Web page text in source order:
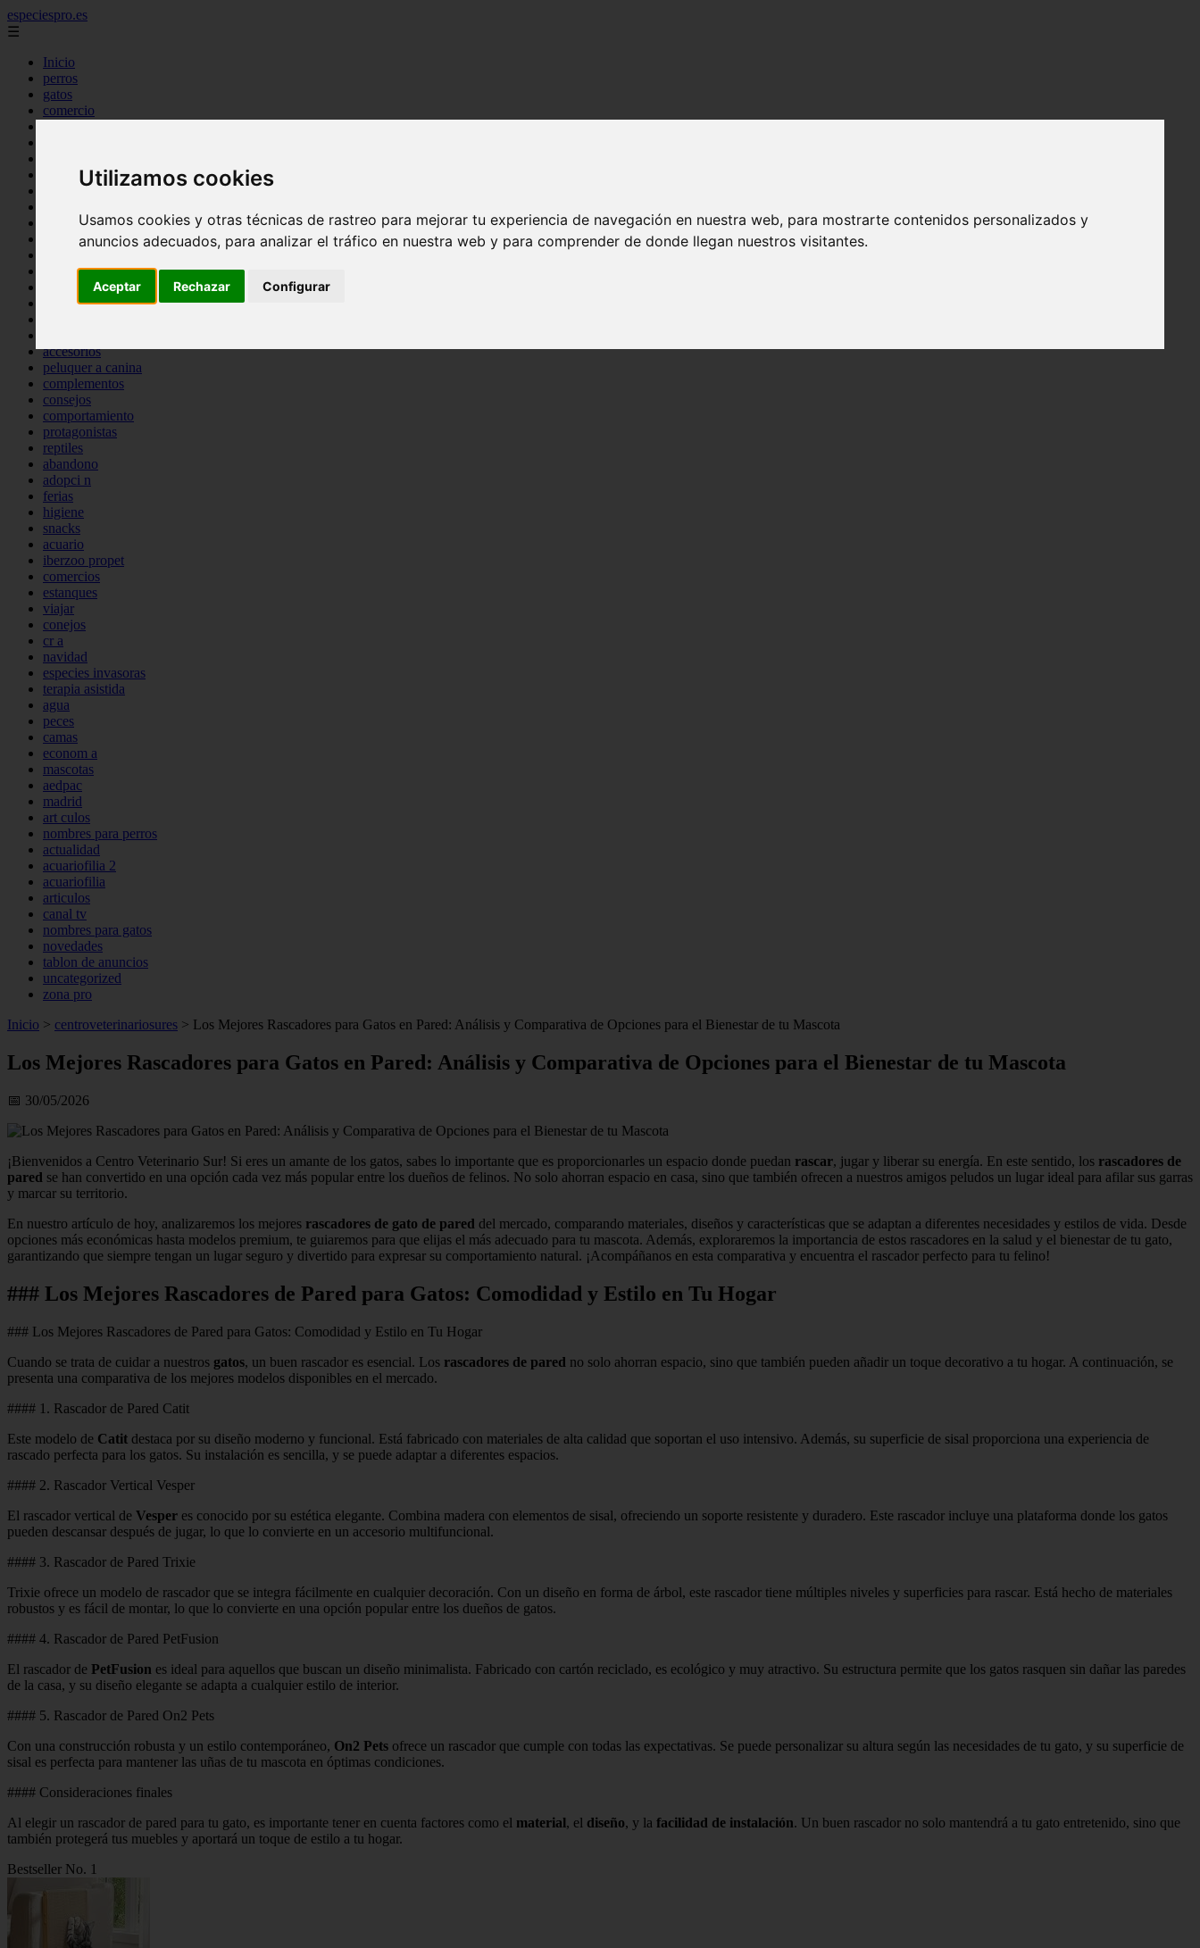
Utilizamos cookies
Usamos cookies y otras técnicas de rastreo para mejorar tu experiencia de navegación en nuestra web, para mostrarte contenidos personalizados y
anuncios adecuados, para analizar el tráfico en nuestra web y para comprender de donde llegan nuestros visitantes.
Aceptar Rechazar Configurar
especiespro.es
☰
Inicio
perros
gatos
comercio
tenencia responsable
mantenimiento
bienestar
peque os mam feros
verano
accesorios
peluquer a canina
complementos
consejos
comportamiento
protagonistas
reptiles
abandono
adopci n
ferias
higiene
snacks
acuario
iberzoo propet
comercios
estanques
viajar
conejos
cr a
navidad
especies invasoras
terapia asistida
agua
peces
camas
econom a
mascotas
aedpac
madrid
art culos
nombres para perros
actualidad
acuariofilia 2
acuariofilia
articulos
canal tv
nombres para gatos
novedades
tablon de anuncios
uncategorized
zona pro
Inicio > centroveterinariosures > Los Mejores Rascadores para Gatos en Pared: Análisis y Comparativa de Opciones para el Bienestar de tu Mascota
Los Mejores Rascadores para Gatos en Pared: Análisis y Comparativa de Opciones para el Bienestar de tu Mascota
📅 30/05/2026
¡Bienvenidos a Centro Veterinario Sur! Si eres un amante de los gatos, sabes lo importante que es proporcionarles un espacio donde puedan rascar, jugar y liberar su energía. En este sentido, los rascadores de
pared se han convertido en una opción cada vez más popular entre los dueños de felinos. No solo ahorran espacio en casa, sino que también ofrecen a nuestros amigos peludos un lugar ideal para afilar sus garras
y marcar su territorio.
En nuestro artículo de hoy, analizaremos los mejores rascadores de gato de pared del mercado, comparando materiales, diseños y características que se adaptan a diferentes necesidades y estilos de vida. Desde
opciones más económicas hasta modelos premium, te guiaremos para que elijas el más adecuado para tu mascota. Además, exploraremos la importancia de estos rascadores en la salud y el bienestar de tu gato,
garantizando que siempre tengan un lugar seguro y divertido para expresar su comportamiento natural. ¡Acompáñanos en esta comparativa y encuentra el rascador perfecto para tu felino!
### Los Mejores Rascadores de Pared para Gatos: Comodidad y Estilo en Tu Hogar
### Los Mejores Rascadores de Pared para Gatos: Comodidad y Estilo en Tu Hogar
Cuando se trata de cuidar a nuestros gatos, un buen rascador es esencial. Los rascadores de pared no solo ahorran espacio, sino que también pueden añadir un toque decorativo a tu hogar. A continuación, se
presenta una comparativa de los mejores modelos disponibles en el mercado.
#### 1. Rascador de Pared Catit
Este modelo de Catit destaca por su diseño moderno y funcional. Está fabricado con materiales de alta calidad que soportan el uso intensivo. Además, su superficie de sisal proporciona una experiencia de
rascado perfecta para los gatos. Su instalación es sencilla, y se puede adaptar a diferentes espacios.
#### 2. Rascador Vertical Vesper
El rascador vertical de Vesper es conocido por su estética elegante. Combina madera con elementos de sisal, ofreciendo un soporte resistente y duradero. Este rascador incluye una plataforma donde los gatos
pueden descansar después de jugar, lo que lo convierte en un accesorio multifuncional.
#### 3. Rascador de Pared Trixie
Trixie ofrece un modelo de rascador que se integra fácilmente en cualquier decoración. Con un diseño en forma de árbol, este rascador tiene múltiples niveles y superficies para rascar. Está hecho de materiales
robustos y es fácil de montar, lo que lo convierte en una opción popular entre los dueños de gatos.
#### 4. Rascador de Pared PetFusion
El rascador de PetFusion es ideal para aquellos que buscan un diseño minimalista. Fabricado con cartón reciclado, es ecológico y muy atractivo. Su estructura permite que los gatos rasquen sin dañar las paredes
de la casa, y su diseño elegante se adapta a cualquier estilo de interior.
#### 5. Rascador de Pared On2 Pets
Con una construcción robusta y un estilo contemporáneo, On2 Pets ofrece un rascador que cumple con todas las expectativas. Se puede personalizar su altura según las necesidades de tu gato, y su superficie de
sisal es perfecta para mantener las uñas de tu mascota en óptimas condiciones.
#### Consideraciones finales
Al elegir un rascador de pared para tu gato, es importante tener en cuenta factores como el material, el diseño, y la facilidad de instalación. Un buen rascador no solo mantendrá a tu gato entretenido, sino que
también protegerá tus muebles y aportará un toque de estilo a tu hogar.
Bestseller No. 1